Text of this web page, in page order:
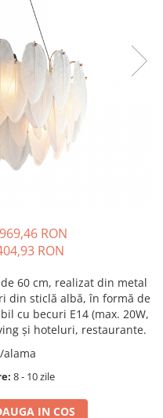
RON
RON
60 cm, realizat din metal
din sticlă albă, în formă de
cu becuri E14 (max. 20W,
și hoteluri, restaurante.
alama
8 - 10 zile
IN COS